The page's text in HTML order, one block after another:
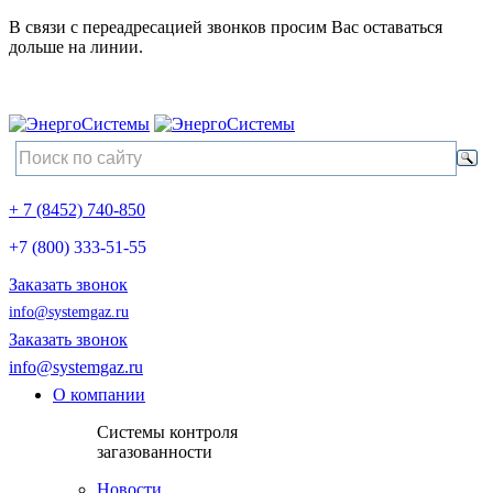
В связи с переадресацией звонков просим Вас оставаться
дольше на линии.
+ 7 (8452) 740-850
+7 (800) 333-51-55
Заказать звонок
info@systemgaz.ru
Заказать звонок
info@systemgaz.ru
О компании
Системы контроля
загазованности
Новости